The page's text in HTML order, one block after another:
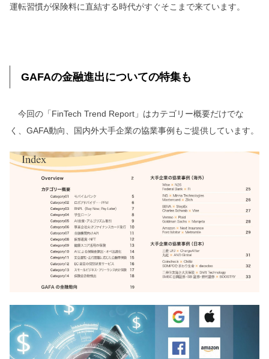
運転習慣が保険料に直結する時代がすぐそこまで来ています。
GAFAの金融進出についての特集も
今回の「FinTech Trend Report」はカテゴリー概要だけでな
く、GAFA動向、国内外大手企業の協業事例もご提供しています。